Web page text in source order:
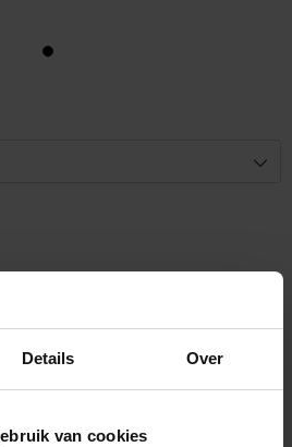
Details Over
van cookies
van min. 35€.